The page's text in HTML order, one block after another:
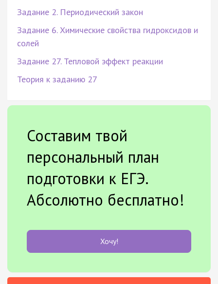
Задание 2. Периодический закон
Задание 6. Химические свойства гидроксидов и
солей
Задание 27. Тепловой эффект реакции
Теория к заданию 27
Составим твой
персональный план
подготовки к ЕГЭ.
Абсолютно бесплатно!
Хочу!